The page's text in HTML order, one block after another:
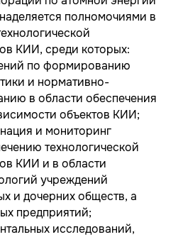
полномочиями в
КИИ, среди которых:
по формированию
и нормативно-
в области обеспечения
объектов КИИ;
и мониторинг
технологической
КИИ и в области
учреждений
и дочерних обществ, а
предприятий;
исследований,
ИБ